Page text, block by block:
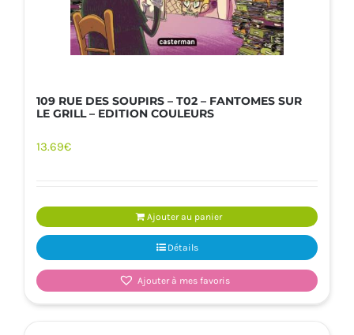
109 RUE DES SOUPIRS – T02 – FANTOMES SUR
LE GRILL – EDITION COULEURS
13.69€
Ajouter au panier
Détails
Ajouter à mes favoris